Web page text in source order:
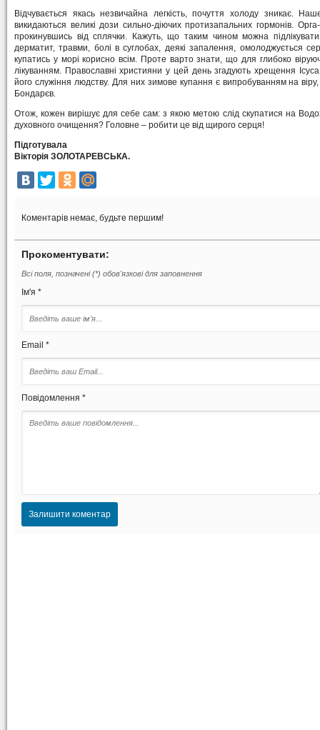
Відчувається якась незвичайна легкість, почуття холоду зникає.
викидаються великі дози сильно-діючих протизапальних гормонів.
прокинувшись від сплячки. Кажуть, що таким чином можна
дерматит, травми, болі в суглобах, деякі запалення, омолоджується
купатись у морі корисно всім. Проте варто знати, що для глибоко
лікуванням. Православні християни у цей день згадують хрещення
його служіння людству. Для них зимове купання є випробуванням на
Бондарєв.
Отож, кожен вирішує для себе сам: з якою метою слід скупатися на
духовного очищення? Головне – робити це від щирого серця!
Підготувала
Вікторія ЗОЛОТАРЕВСЬКА.
Коментарів немає, будьте першим!
Прокоментувати:
Всі поля, позначені (*) обов'язкові для заповнення
Ім'я *
Email *
Повідомлення *